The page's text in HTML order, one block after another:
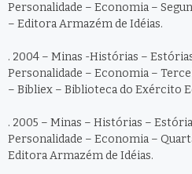
Personalidade – Economia –
– Editora Armazém de Idéias.
. 2004 – Minas -Histórias –
Personalidade – Economia –
– Bibliex – Biblioteca do Exército
. 2005 – Minas – Histórias –
Personalidade – Economia –
Editora Armazém de Idéias.